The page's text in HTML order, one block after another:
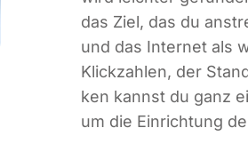
das Ziel, das du
und das Inter­net als
Klick­zah­len, der
ken kannst du ganz
um die Ein­rich­tung